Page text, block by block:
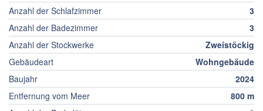
Anzahl der Schlafzimmer
3
Anzahl der Badezimmer
3
Anzahl der Stockwerke
Zweistöckig
Gebäudeart
Wohngebäude
Baujahr
2024
Entfernung vom Meer
800 m